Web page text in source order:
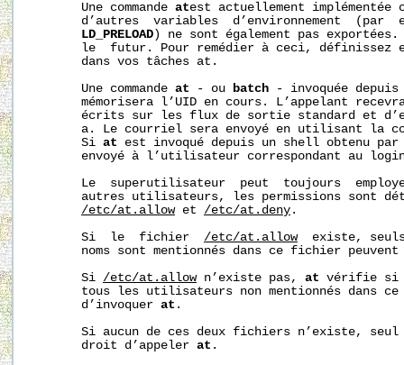
       Une commande
atest actuellement implémentée
d’autres  variables  d’environnement  (par
LD_PRELOAD ) ne sont également pas
le  futur. Pour remédier à ceci, définissez
       dans vos tâches at.
       Une commande
at - ou batch - invoquée
mémorisera l’UID en cours. L’appelant
écrits sur les flux de sortie standard et
a. Le courriel sera envoyé en utilisant la
       Si
at est invoqué depuis un shell obtenu
envoyé à l’utilisateur correspondant au
Le  superutilisateur  peut  toujours
autres utilisateurs, les permissions sont
/etc/at.allow et /etc/at.deny .
       Si  le  fichier
/etc/at.allow
existe,
noms sont mentionnés dans ce fichier
       Si
/etc/at.allow n’existe pas, at vérifie
tous les utilisateurs non mentionnés dans
       d’invoquer
at .
Si aucun de ces deux fichiers n’existe,
       droit d’appeler
at .